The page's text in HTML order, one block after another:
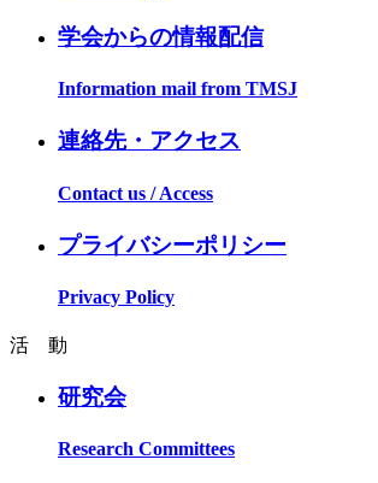
学会からの情報配信
Information mail from TMSJ
連絡先・アクセス
Contact us / Access
プライバシーポリシー
Privacy Policy
活 動
研究会
Research Committees